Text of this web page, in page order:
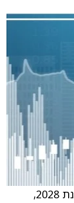
) דחתה את מועד ההשלמה של חלק ממרכזי הנתונים שמפותחים עבור OpenAI לשנת 2028,